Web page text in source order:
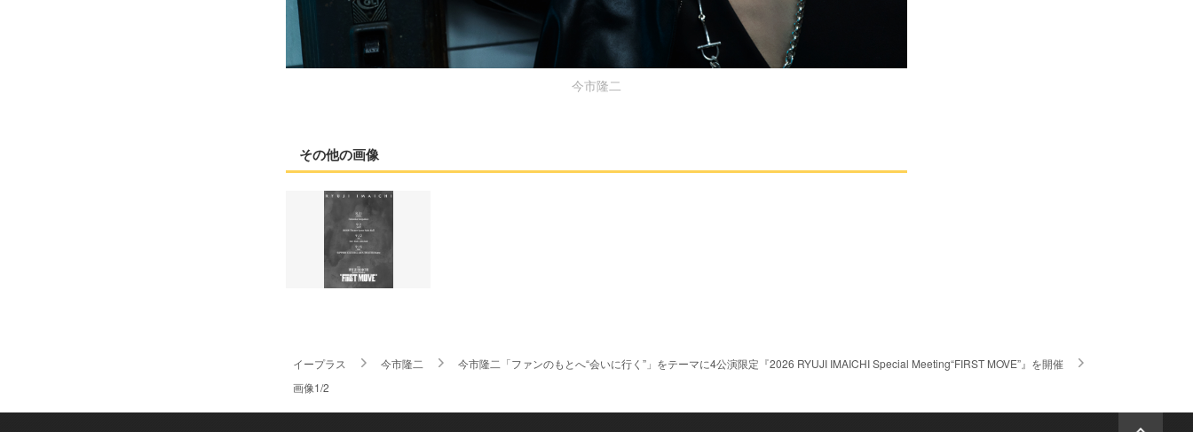
今市隆二
その他の画像
イープラス 今市隆二
今市隆二「ファンのもとへ“会いに行く”」をテーマに4公演限定『2026 RYUJI IMAICHI Special Meeting“FIRST MOVE”』を開催
画像1/2